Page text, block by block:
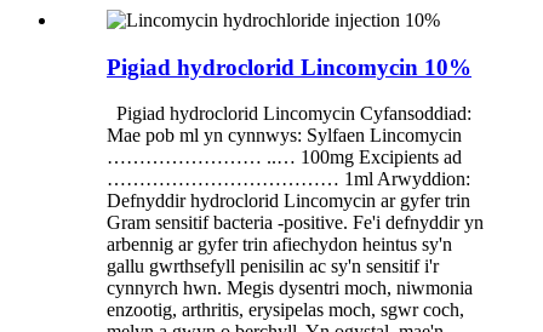
Pigiad hydroclorid Lincomycin 10%
Pigiad hydroclorid Lincomycin Cyfansoddiad:
Mae pob ml yn cynnwys: Sylfaen Lincomycin
…………………… ..… 100mg Excipients ad
……………………………… 1ml Arwyddion:
Defnyddir hydroclorid Lincomycin ar gyfer trin
Gram sensitif bacteria -positive. Fe'i defnyddir yn
arbennig ar gyfer trin afiechydon heintus sy'n
gallu gwrthsefyll penisilin ac sy'n sensitif i'r
cynnyrch hwn. Megis dysentri moch, niwmonia
enzootig, arthritis, erysipelas moch, sgwr coch,